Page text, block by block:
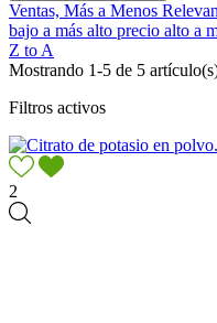
Ventas, Más a Menos
bajo a más alto precio alto a
Z to A
Mostrando 1-5 de 5
Filtros activos
2